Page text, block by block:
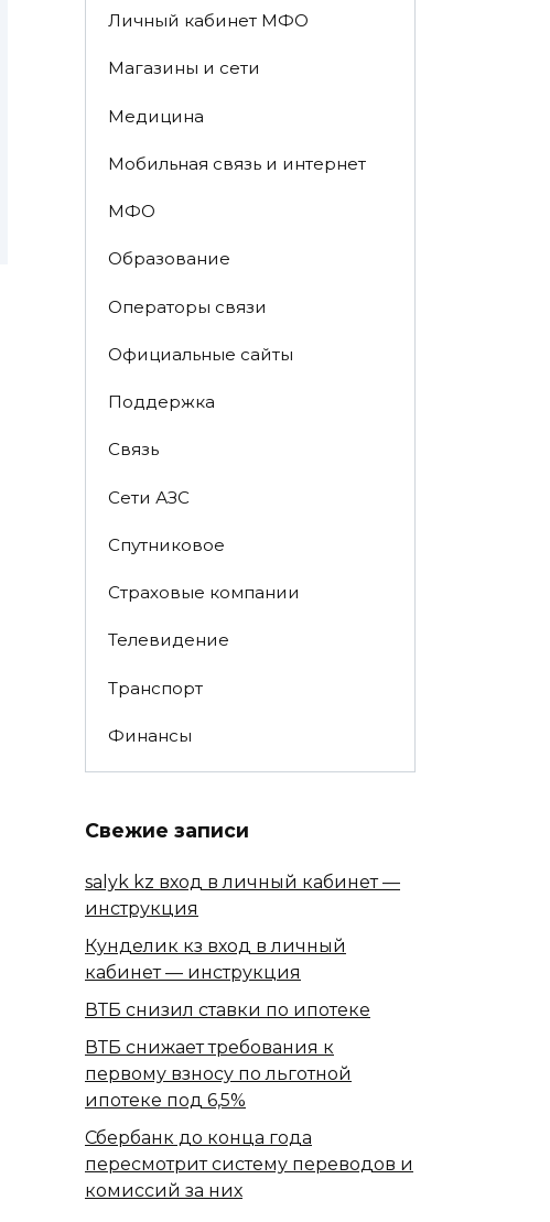
Личный кабинет МФО
Магазины и сети
Медицина
Мобильная связь и интернет
МФО
Образование
Операторы связи
Официальные сайты
Поддержка
Связь
Сети АЗС
Спутниковое
Страховые компании
Телевидение
Транспорт
Финансы
Свежие записи
salyk kz вход в личный кабинет —
инструкция
Кунделик кз вход в личный
кабинет — инструкция
ВТБ снизил ставки по ипотеке
ВТБ снижает требования к
первому взносу по льготной
ипотеке под 6,5%
Сбербанк​ до конца года
пересмотрит систему переводов и
комиссий за них